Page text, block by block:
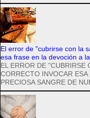
El error de "cubrirse con la
esa frase en la devoción a
EL ERROR DE "CUBRIRSE
CORRECTO INVOCAR
PRECIOSA SANGRE DE